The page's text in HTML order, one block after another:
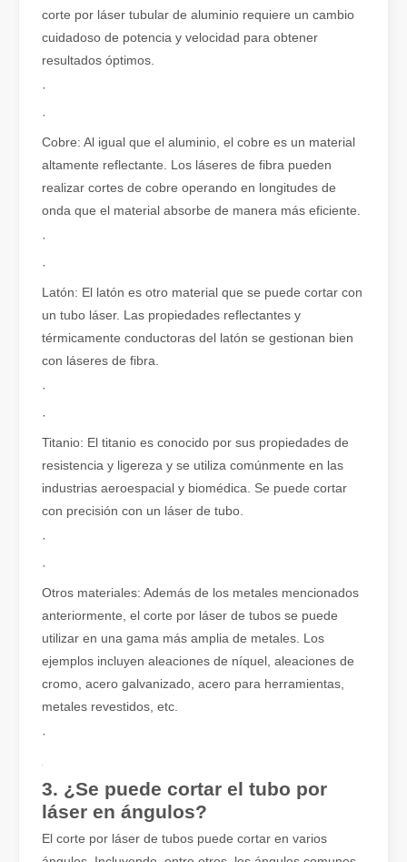
¿Es una buena elección? ¿Qué tan fuerte es la soldadura láser?
La soldadura láser ha revolucionado la fabricación moderna
¿Qué es el corte por láser? La ciencia de la rebanada
¿Qué es el corte por láser? La ciencia del corte En esencia, el
En el campo del tratamiento y restauración de superficies, la
corte por láser tubular de aluminio requiere un cambio
cuidadoso de potencia y velocidad para obtener
resultados óptimos.
·
·
Cobre: Al igual que el aluminio, el cobre es un material
altamente reflectante. Los láseres de fibra pueden
realizar cortes de cobre operando en longitudes de
onda que el material absorbe de manera más eficiente.
·
·
Latón: El latón es otro material que se puede cortar con
un tubo láser. Las propiedades reflectantes y
térmicamente conductoras del latón se gestionan bien
con láseres de fibra.
·
·
Titanio: El titanio es conocido por sus propiedades de
resistencia y ligereza y se utiliza comúnmente en las
industrias aeroespacial y biomédica. Se puede cortar
con precisión con un láser de tubo.
·
·
Otros materiales: Además de los metales mencionados
anteriormente, el corte por láser de tubos se puede
utilizar en una gama más amplia de metales. Los
ejemplos incluyen aleaciones de níquel, aleaciones de
cromo, acero galvanizado, acero para herramientas,
metales revestidos, etc.
·
3. ¿Se puede cortar el tubo por
láser en ángulos?
El corte por láser de tubos puede cortar en varios